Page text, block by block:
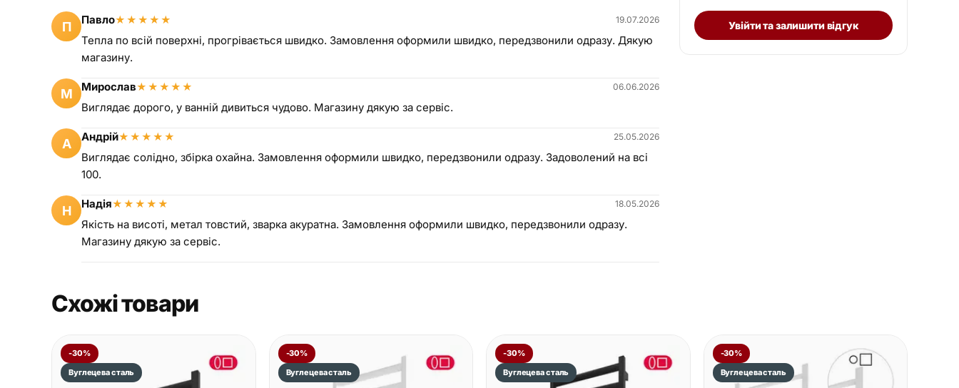
П Павло★ ★ ★ ★ ★ 19.07.2026
Тепла по всій поверхні, прогрівається швидко. Замовлення оформили швидко, передзвонили одразу. Дякую
магазину.
М Мирослав★ ★ ★ ★ ★ 06.06.2026
Виглядає дорого, у ванній дивиться чудово. Магазину дякую за сервіс.
А Андрій★ ★ ★ ★ ★ 25.05.2026
Виглядає солідно, збірка охайна. Замовлення оформили швидко, передзвонили одразу. Задоволений на всі
100.
Н Надія★ ★ ★ ★ ★ 18.05.2026
Якість на висоті, метал товстий, зварка акуратна. Замовлення оформили швидко, передзвонили одразу.
Магазину дякую за сервіс.
Увійти та залишити відгук
Схожі товари
-30%
Вуглецева сталь
-30%
Вуглецева сталь
-30%
Вуглецева сталь
-30%
Вуглецева сталь